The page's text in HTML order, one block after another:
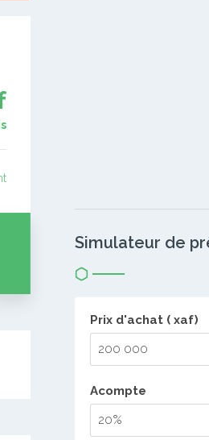
Simulateur de
Prix d'achat ( xaf)
Acompte